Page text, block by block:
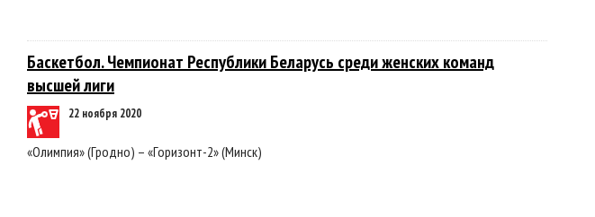
Баскетбол. Чемпионат Республики Беларусь среди женских команд
высшей лиги
22 ноября 2020
«Олимпия» (Гродно) – «Горизонт-2» (Минск)